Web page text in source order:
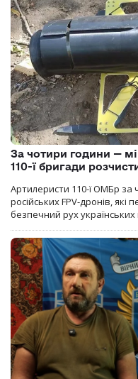
За чотири години —
110-ї бригади
Артилеристи 110-ї ОМБр за
російських FPV-дронів,
безпечний рух українських